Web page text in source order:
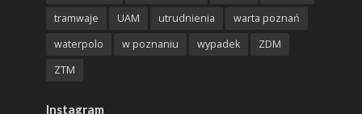
tramwaje
UAM utrudnienia
warta poznań
waterpolo
w poznaniu wypadek
ZDM
ZTM
Instagram